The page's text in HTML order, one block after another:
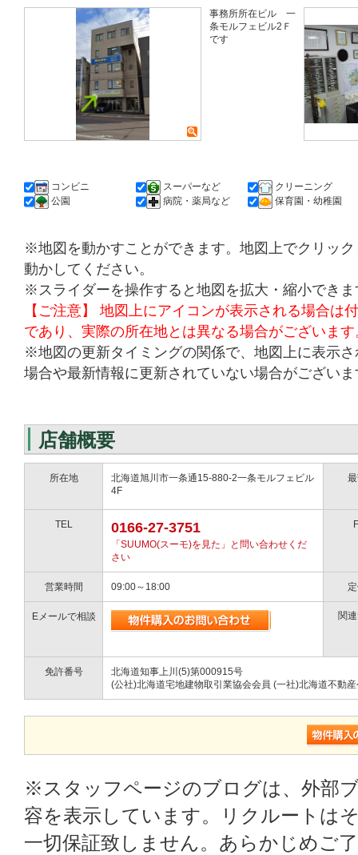
事務所所在ビル 一
条モルフェビル2Ｆ
です
コンビニ スーパーなど
クリーニング
公園
病院・薬局など 保育園・幼稚園
※地図を動かすことができます。地図上でクリッ
動かしてください。
※スライダーを操作すると地図を拡大・縮小できま
【ご注意】 地図上にアイコンが表示される場合は
であり、実際の所在地とは異なる場合がございます
※地図の更新タイミングの関係で、地図上に表示
場合や最新情報に更新されていない場合がござい
店舗概要
所在地
北海道旭川市一条通15-880-2一条モルフェビル
4F
TEL 0166-27-3751
「SUUMO(スーモ)を見た」と問い合わせくだ
さい
営業時間 09:00～18:00
Eメールで相談 関
免許番号
北海道知事上川(5)第000915号
(公社)北海道宅地建物取引業協会会員 (一社)北海道不動
※スタッフページのブログは、外部
容を表示しています。リクルートは
一切保証致しません。あらかじめご